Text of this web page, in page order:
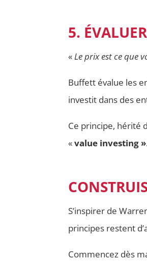
5.
«Le prix est ce que
Buffett évalue les
investit dans des
Ce principe, hérité
«value investing »
S’inspirer de
principes restent
Commencez dès